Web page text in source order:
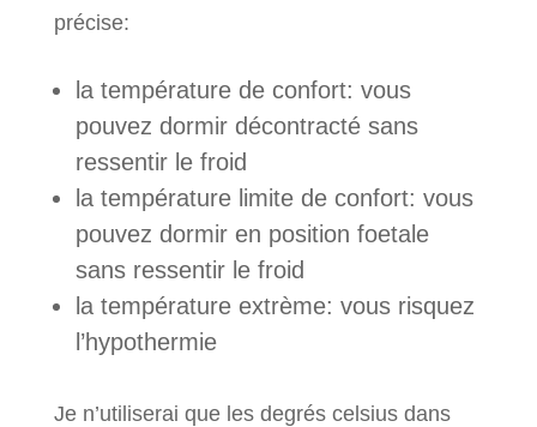
précise:
la température de confort: vous
pouvez dormir décontracté sans
ressentir le froid
la température limite de confort: vous
pouvez dormir en position foetale
sans ressentir le froid
la température extrème: vous risquez
l’hypothermie
Je n’utiliserai que les degrés celsius dans